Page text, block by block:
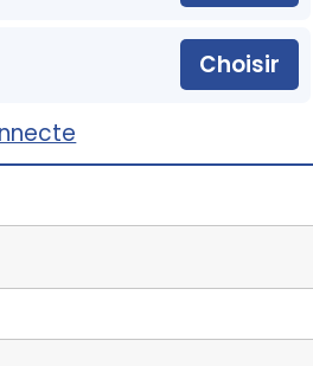
Choisir